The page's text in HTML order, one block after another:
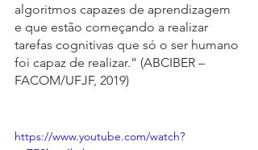
algoritmos capazes de aprendizagem
e que estão começando a realizar
tarefas cognitivas que só o ser humano
foi capaz de realizar.” (ABCIBER –
FACOM/UFJF, 2019)
https://www.youtube.com/watch?